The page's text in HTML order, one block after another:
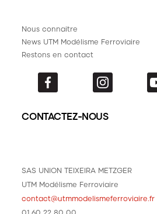
Nous connaitre
News UTM Modélisme Ferroviaire
Restons en contact
CONTACTEZ-NOUS
SAS UNION TEIXEIRA METZGER
UTM Modélisme Ferroviaire
contact@utmmodelismeferroviaire.fr